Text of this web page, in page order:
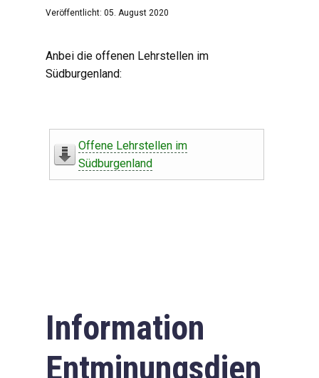
Veröffentlicht: 05. August 2020
Anbei die offenen Lehrstellen im
Südburgenland:
Offene Lehrstellen im
Südburgenland
Information
Entminungsdien